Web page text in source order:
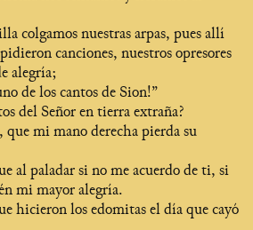
colgamos nuestras arpas, pues allí
canciones, nuestros opresores
alegría;
de los cantos de Sion!”
del Señor en tierra extraña?
que mi mano derecha pierda su
al paladar si no me acuerdo de ti, si
mi mayor alegría.
hicieron los edomitas el día que cayó